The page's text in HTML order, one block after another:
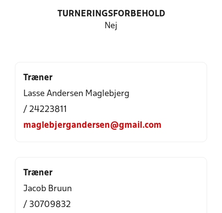
TURNERINGSFORBEHOLD
Nej
Træner
Lasse Andersen Maglebjerg
/ 24223811
maglebjergandersen@gmail.com
Træner
Jacob Bruun
/ 30709832